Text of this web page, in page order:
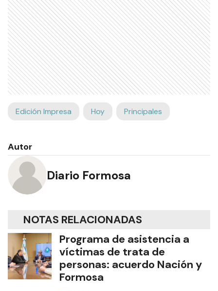
Edición Impresa Hoy Principales
Autor
Diario Formosa
NOTAS RELACIONADAS
Programa de asistencia a
víctimas de trata de
personas: acuerdo Nación y
Formosa